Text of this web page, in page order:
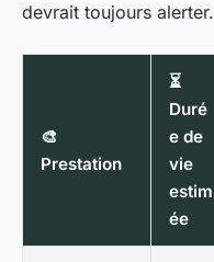
devrait toujours alerter.
🎨
Prestation
⏳
Duré
e de
vie
estim
ée